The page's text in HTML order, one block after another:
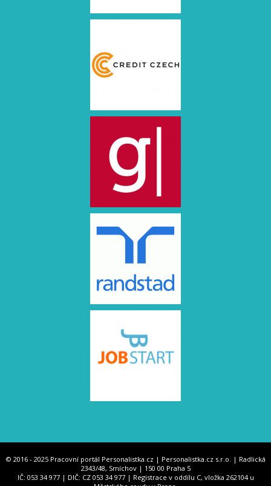
© 2016 - 2025 Pracovní portál Personalistka.cz | Personalistka.cz s.r.o. | Radlická
2343/48, Smíchov | 150 00 Praha 5
IČ: 053 34 977 | DIČ: CZ 053 34 977 | Registrace v oddílu C, vložka 262104 u